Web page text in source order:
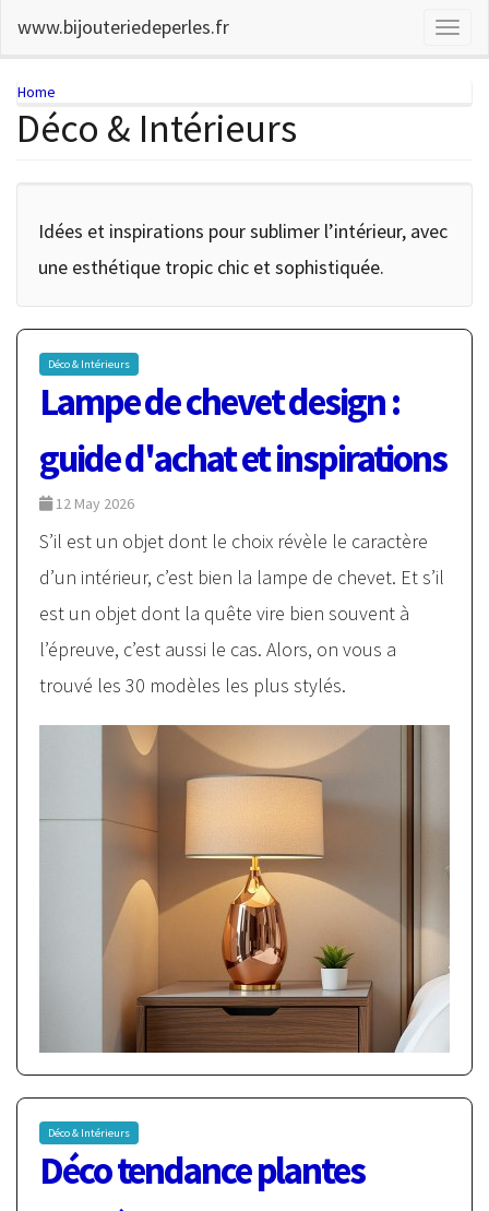
main
www.bijouteriedeperles.fr
You
are
Home
Déco & Intérieurs
Idées et inspirations pour sublimer l’intérieur, avec
une esthétique tropic chic et sophistiquée.
Déco & Intérieurs
Lampe de chevet design :
guide d'achat et inspirations
12 May 2026
S’il est un objet dont le choix révèle le caractère
d’un intérieur, c’est bien la lampe de chevet. Et s’il
est un objet dont la quête vire bien souvent à
l’épreuve, c’est aussi le cas. Alors, on vous a
trouvé les 30 modèles les plus stylés.
Déco & Intérieurs
Déco tendance plantes